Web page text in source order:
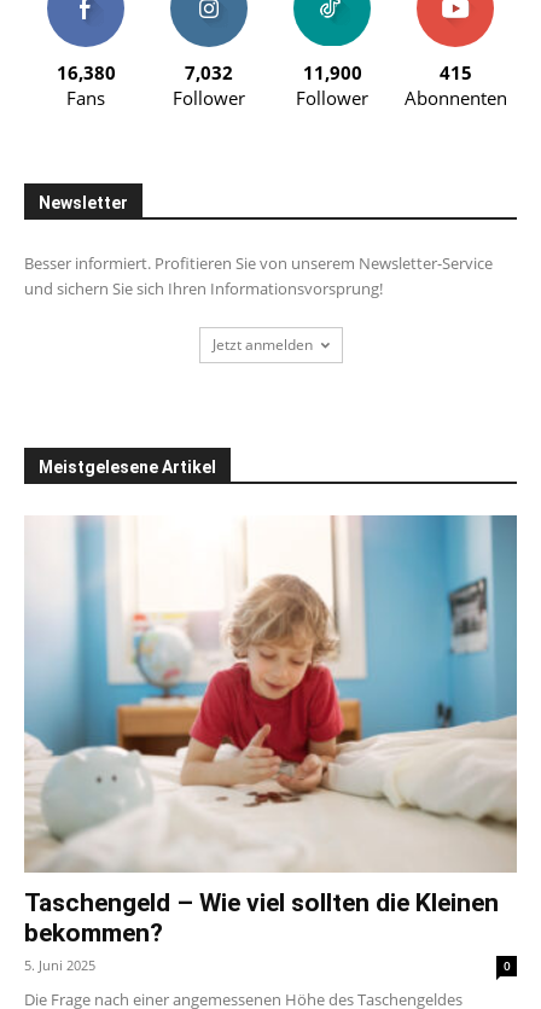
16,380
Fans
7,032
Follower
11,900
Follower
415
Abonnenten
Newsletter
Besser informiert. Profitieren Sie von unserem Newsletter-Service
und sichern Sie sich Ihren Informationsvorsprung!
Jetzt anmelden
Meistgelesene Artikel
Taschengeld – Wie viel sollten die Kleinen
bekommen?
5. Juni 2025 0
Die Frage nach einer angemessenen Höhe des Taschengeldes